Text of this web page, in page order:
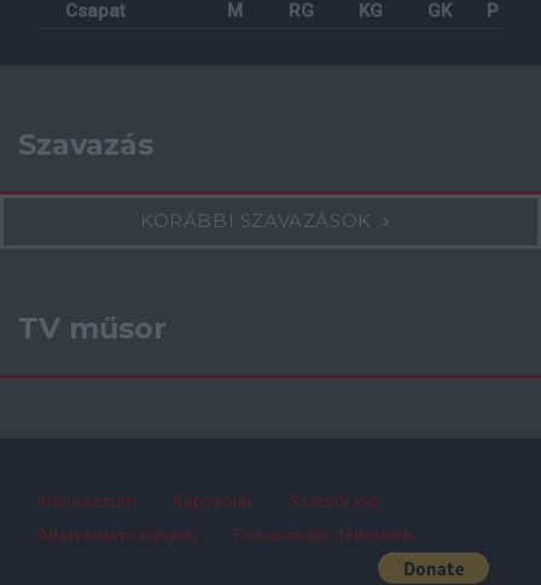
Csapat M RG KG GK P
Szavazás
KORÁBBI SZAVAZÁSOK
TV műsor
Impresszum Kapcsolat
Szerzői jog
Adatvédelmi irányelv
Felhasználói feltételek